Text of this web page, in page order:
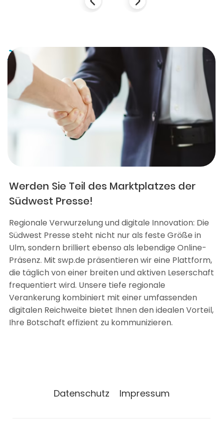
Werden Sie Teil des Marktplatzes der
Südwest Presse!
Regionale Verwurzelung und digitale Innovation: Die
Südwest Presse steht nicht nur als feste Größe in
Ulm, sondern brilliert ebenso als lebendige Online-
Präsenz. Mit swp.de präsentieren wir eine Plattform,
die täglich von einer breiten und aktiven Leserschaft
frequentiert wird. Unsere tiefe regionale
Verankerung kombiniert mit einer umfassenden
digitalen Reichweite bietet Ihnen den idealen Vorteil,
Ihre Botschaft effizient zu kommunizieren.
Datenschutz Impressum